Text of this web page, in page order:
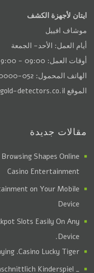
ايتان لأجهزة الكشف
موشاف افييل
أيام العمل: الأحد- الجمعة
أوقات العمل: 09:00 - 19:00
الهاتف المحمول: 052-7870000
الموقع detectors.co.il
مقالات جديدة
Shapes Online
Casino Entertainment
on Your Mobile
Device
Slots Easily On Any
Device.
Casino Lucky Tiger
. Australian territory Start Playing
Kinderspiel _